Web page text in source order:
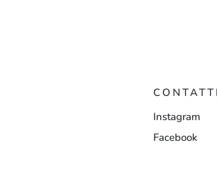
CONTATTI
Instagram
Facebook